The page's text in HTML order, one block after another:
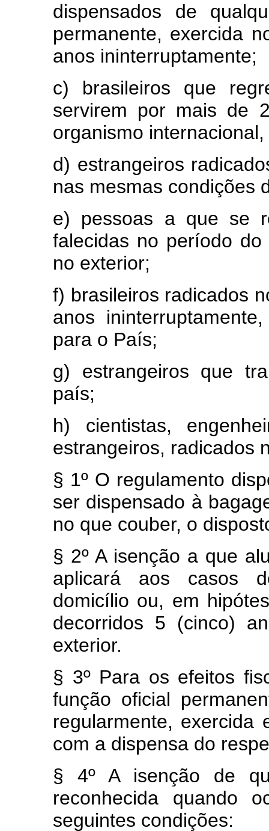
dispensados de
permanente, exercida
anos ininterruptamente;
c) brasileiros que
servirem por mais de
organismo
d) estrangeiros
nas mesmas condições
e) pessoas a que se
falecidas no período
no exterior;
f) brasileiros radicados
anos
para o País;
g) estrangeiros que
país;
h) cientistas,
estrangeiros, radicados
§ 1º O regulamento
ser dispensado à
no que couber, o
§ 2º A isenção a que
aplicará aos casos
domicílio ou, em
decorridos 5 (cinco)
exterior.
§ 3º Para os efeitos
função oficial
regularmente,
com a dispensa do
§ 4º A isenção de
reconhecida quando
seguintes condições: